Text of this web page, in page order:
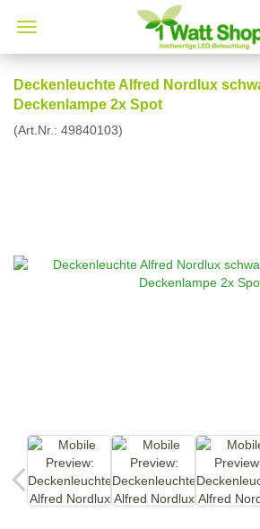
Deckenleuchte Alfred Nordlux
Deckenlampe 2x Spot
(Art.Nr.: 49840103)